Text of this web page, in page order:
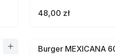
48,00 zł
Burger MEXICANA